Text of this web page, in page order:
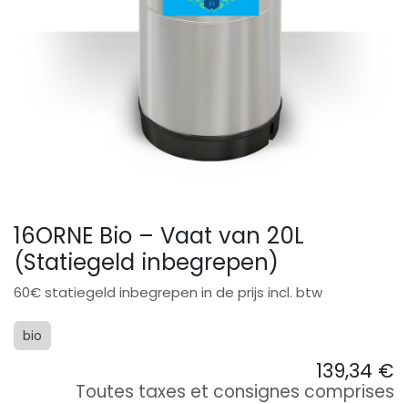
16ORNE Bio – Vaat van 20L
(Statiegeld inbegrepen)
60€ statiegeld inbegrepen in de prijs incl. btw
bio
139,34 €
Toutes taxes et consignes comprises